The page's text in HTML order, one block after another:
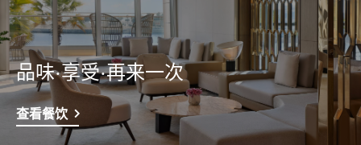
品味·享受·再来一次
查看餐饮